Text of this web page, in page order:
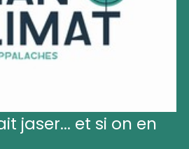
jaser... et si on en